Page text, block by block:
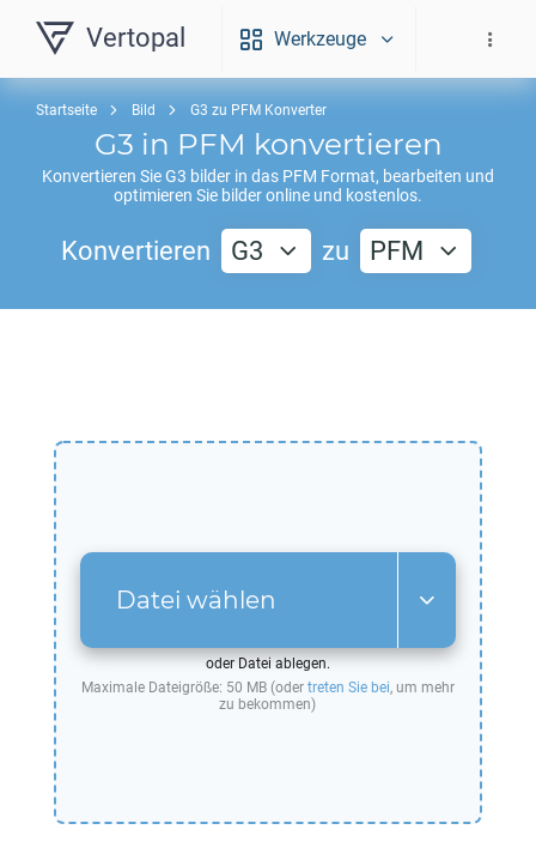
Vertopal Werkzeuge
Startseite Bild G3 zu PFM Konverter
G3 in PFM konvertieren
Konvertieren SieG3 bilder in das PFM Format, bearbeiten und
optimieren Sie bilder online und kostenlos.
Konvertieren G3 zu PFM
Datei wählen
oder Datei ablegen.
Maximale Dateigröße: 50 MB (oder treten Sie bei, um mehr
zu bekommen)